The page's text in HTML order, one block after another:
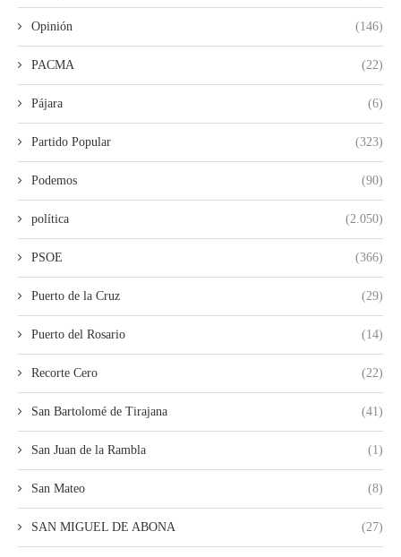
Opinión (146)
PACMA (22)
Pájara (6)
Partido Popular (323)
Podemos (90)
política (2.050)
PSOE (366)
Puerto de la Cruz (29)
Puerto del Rosario (14)
Recorte Cero (22)
San Bartolomé de Tirajana (41)
San Juan de la Rambla (1)
San Mateo (8)
SAN MIGUEL DE ABONA (27)